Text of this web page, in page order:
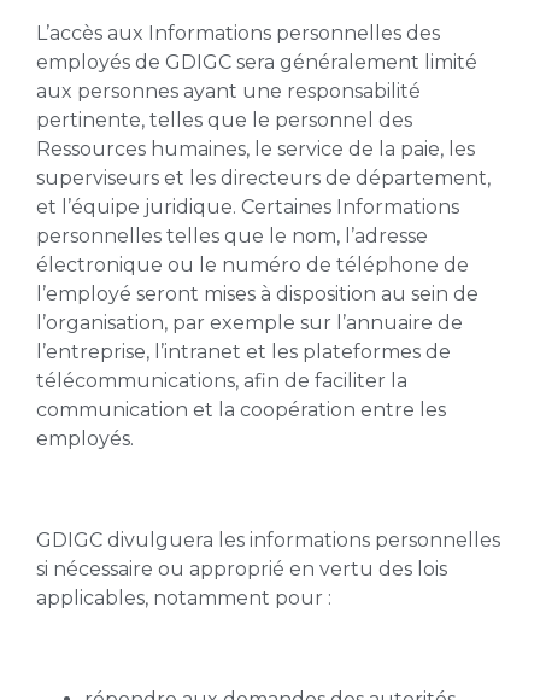
L’accès aux Informations personnelles des
employés de GDIGC sera généralement limité
aux personnes ayant une responsabilité
pertinente, telles que le personnel des
Ressources humaines, le service de la paie, les
superviseurs et les directeurs de département,
et l’équipe juridique. Certaines Informations
personnelles telles que le nom, l’adresse
électronique ou le numéro de téléphone de
l’employé seront mises à disposition au sein de
l’organisation, par exemple sur l’annuaire de
l’entreprise, l’intranet et les plateformes de
télécommunications, afin de faciliter la
communication et la coopération entre les
employés.
GDIGC divulguera les informations personnelles
si nécessaire ou approprié en vertu des lois
applicables, notamment pour :